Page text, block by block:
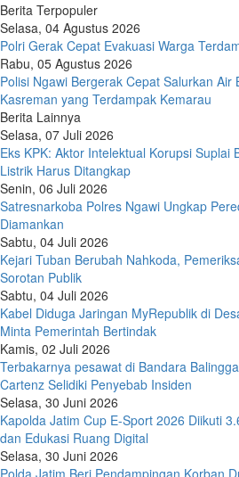
Berita Terpopuler
Selasa, 04 Agustus 2026
Polri Gerak Cepat Evakuasi Warga
Rabu, 05 Agustus 2026
Polisi Ngawi Bergerak Cepat Salurkan Air
Kasreman yang Terdampak Kemarau
Berita Lainnya
Selasa, 07 Juli 2026
Eks KPK: Aktor Intelektual Korupsi Suplai
Listrik Harus Ditangkap
Senin, 06 Juli 2026
Satresnarkoba Polres Ngawi Ungkap
Diamankan
Sabtu, 04 Juli 2026
Kejari Tuban Berubah Nahkoda,
Sorotan Publik
Sabtu, 04 Juli 2026
Kabel Diduga Jaringan MyRepublik di
Minta Pemerintah Bertindak
Kamis, 02 Juli 2026
Terbakarnya pesawat di Bandara
Cartenz Selidiki Penyebab Insiden
Selasa, 30 Juni 2026
Kapolda Jatim Cup E-Sport 2026 Diikuti
dan Edukasi Ruang Digital
Selasa, 30 Juni 2026
Polda Jatim Beri Pendampingan Korban